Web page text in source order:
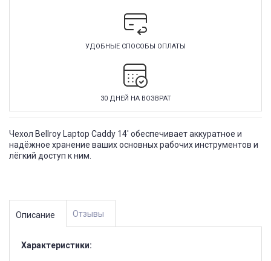
УДОБНЫЕ СПОСОБЫ ОПЛАТЫ
30 ДНЕЙ НА ВОЗВРАТ
Чехол Bellroy Laptop Caddy 14' обеспечивает аккуратное и
надёжное хранение ваших основных рабочих инструментов и
лёгкий доступ к ним.
Описание Отзывы
Характеристики: